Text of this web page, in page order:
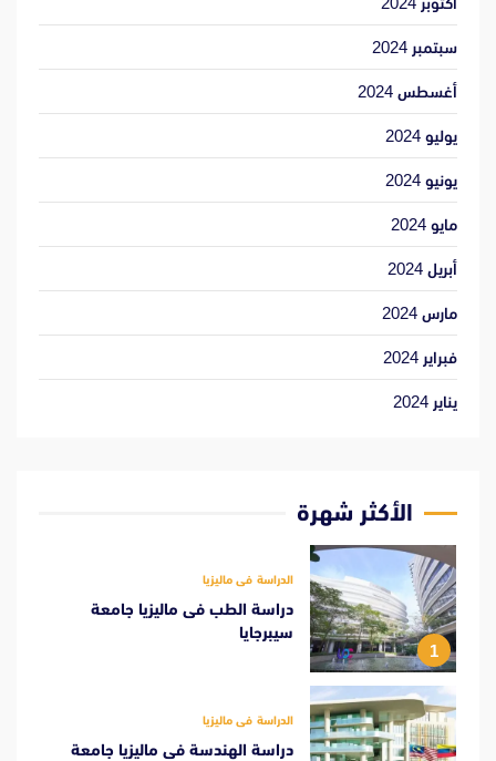
سبتمبر 2024
أغسطس 2024
يوليو 2024
يونيو 2024
مايو 2024
أبريل 2024
مارس 2024
فبراير 2024
يناير 2024
الأكثر شهرة
1
الدراسة فى ماليزيا
دراسة الطب فى ماليزيا جامعة
سيبرجايا
الدراسة فى ماليزيا
دراسة الهندسة فى ماليزيا جامعة